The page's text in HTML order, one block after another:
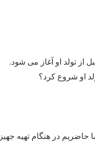
از تولد او آغاز می شود.
او شروع کرد؟
در هنگام تهیه